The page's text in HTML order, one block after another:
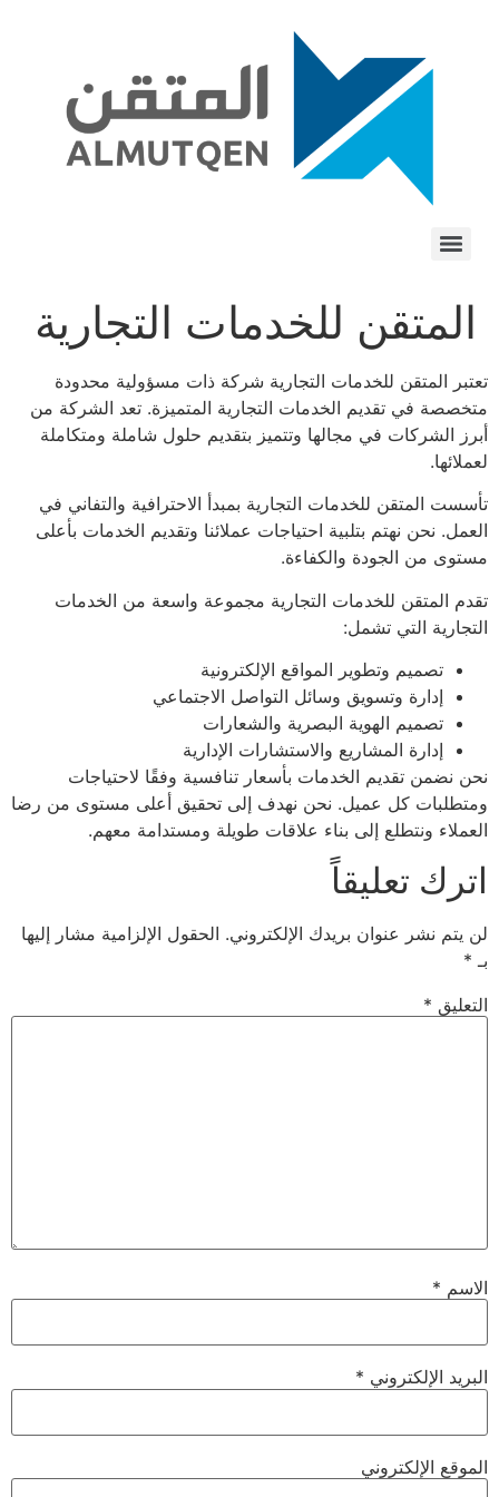
المتقن للخدمات التجارية
تعتبر المتقن للخدمات التجارية شركة ذات مسؤولية محدودة
متخصصة في تقديم الخدمات التجارية المتميزة. تعد الشركة من
أبرز الشركات في مجالها وتتميز بتقديم حلول شاملة ومتكاملة
لعملائها.
تأسست المتقن للخدمات التجارية بمبدأ الاحترافية والتفاني في
العمل. نحن نهتم بتلبية احتياجات عملائنا وتقديم الخدمات بأعلى
مستوى من الجودة والكفاءة.
تقدم المتقن للخدمات التجارية مجموعة واسعة من الخدمات
التجارية التي تشمل:
تصميم وتطوير المواقع الإلكترونية
إدارة وتسويق وسائل التواصل الاجتماعي
تصميم الهوية البصرية والشعارات
إدارة المشاريع والاستشارات الإدارية
نحن نضمن تقديم الخدمات بأسعار تنافسية وفقًا لاحتياجات
ومتطلبات كل عميل. نحن نهدف إلى تحقيق أعلى مستوى من رضا
العملاء ونتطلع إلى بناء علاقات طويلة ومستدامة معهم.
اترك تعليقاً
لن يتم نشر عنوان بريدك الإلكتروني. الحقول الإلزامية مشار إليها
بـ *
التعليق *
الاسم *
البريد الإلكتروني *
الموقع الإلكتروني